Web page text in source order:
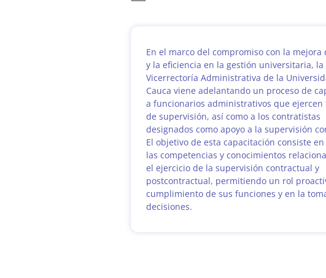
En el marco del compromiso con la mejora
y la eficiencia en la gestión universitaria, la
Vicerrectoría Administrativa de la
Cauca viene adelantando un proceso de
a funcionarios administrativos que ejercen
de supervisión, así como a los contratistas
designados como apoyo a la supervisión
El objetivo de esta capacitación consiste
las competencias y conocimientos
el ejercicio de la supervisión contractual y
postcontractual, permitiendo un rol
cumplimiento de sus funciones y en la
decisiones.